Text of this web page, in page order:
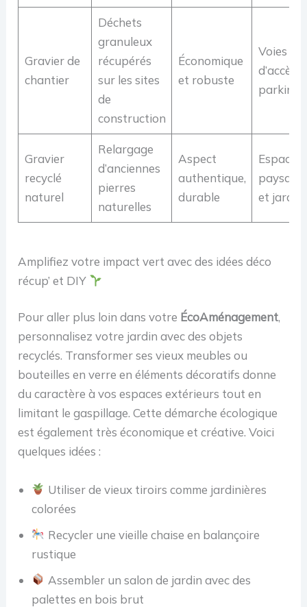
Gravier de
chantier
Déchets
granuleux
récupérés
sur les sites
de
construction
Économique
et robuste
Voies
d’accès
parkings
Gravier
recyclé
naturel
Relargage
d’anciennes
pierres
naturelles
Aspect
authentique,
durable
Espaces
et
Amplifiez votre impact vert avec des idées déco
récup’ et DIY
Pour aller plus loin dans votre ÉcoAménagement,
personnalisez votre jardin avec des objets
recyclés. Transformer ses vieux meubles ou
bouteilles en verre en éléments décoratifs donne
du caractère à vos espaces extérieurs tout en
limitant le gaspillage. Cette démarche écologique
est également très économique et créative. Voici
quelques idées :
Utiliser de vieux tiroirs comme jardinières
colorées
Recycler une vieille chaise en balançoire
rustique
Assembler un salon de jardin avec des
palettes en bois brut